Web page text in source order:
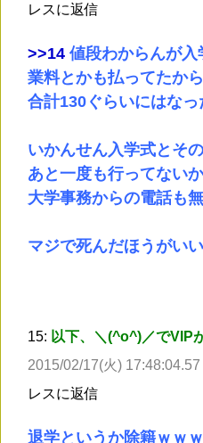
レスに返信
>>14 値段わからんが
業料とかも払ってたから
合計130ぐらいにはなっ
いかんせん入学式とそ
あと一度も行ってない
大学事務からの電話も
マジで死んだほうがい
15: 以下、＼(^o^)／でVIP
2015/02/17(火) 17:48:04.57
レスに返信
退学というか除籍ｗｗ